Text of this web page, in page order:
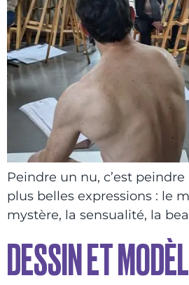
Peindre un nu, c’est
plus belles expressions : le
mystère, la sensualité, la
DESSIN ET